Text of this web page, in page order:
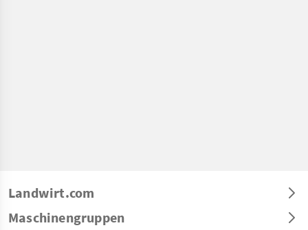
Landwirt.com
Maschinengruppen